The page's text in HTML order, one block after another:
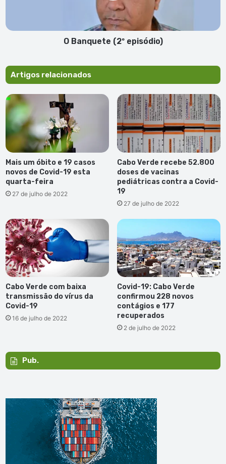
O Banquete (2º episódio)
Artigos relacionados
Mais um óbito e 19 casos
novos de Covid-19 esta
quarta-feira
27 de julho de 2022
Cabo Verde recebe 52.800
doses de vacinas
pediátricas contra a Covid-
19
27 de julho de 2022
Cabo Verde com baixa
transmissão do vírus da
Covid-19
16 de julho de 2022
Covid-19: Cabo Verde
confirmou 228 novos
contágios e 177
recuperados
2 de julho de 2022
Pub.